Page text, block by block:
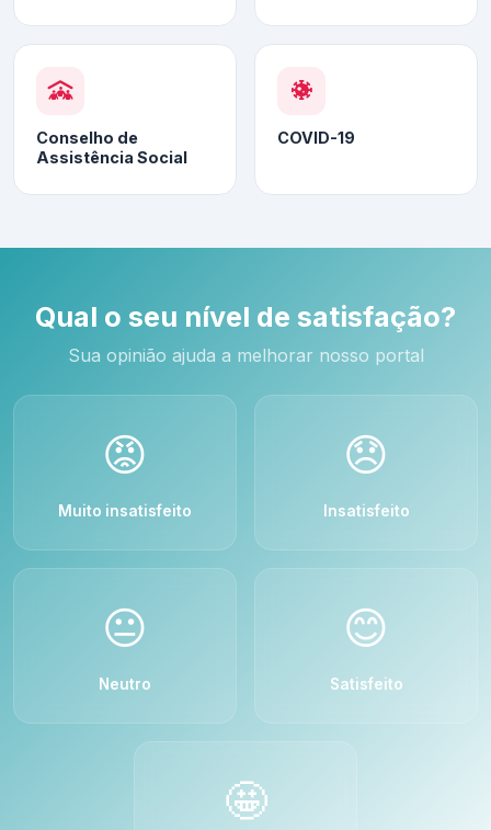
Conselho de
Assistência Social
COVID-19
Qual o seu nível de satisfação?
Sua opinião ajuda a melhorar nosso portal
😡
Muito insatisfeito
😞
Insatisfeito
😐
Neutro
😊
Satisfeito
🤩